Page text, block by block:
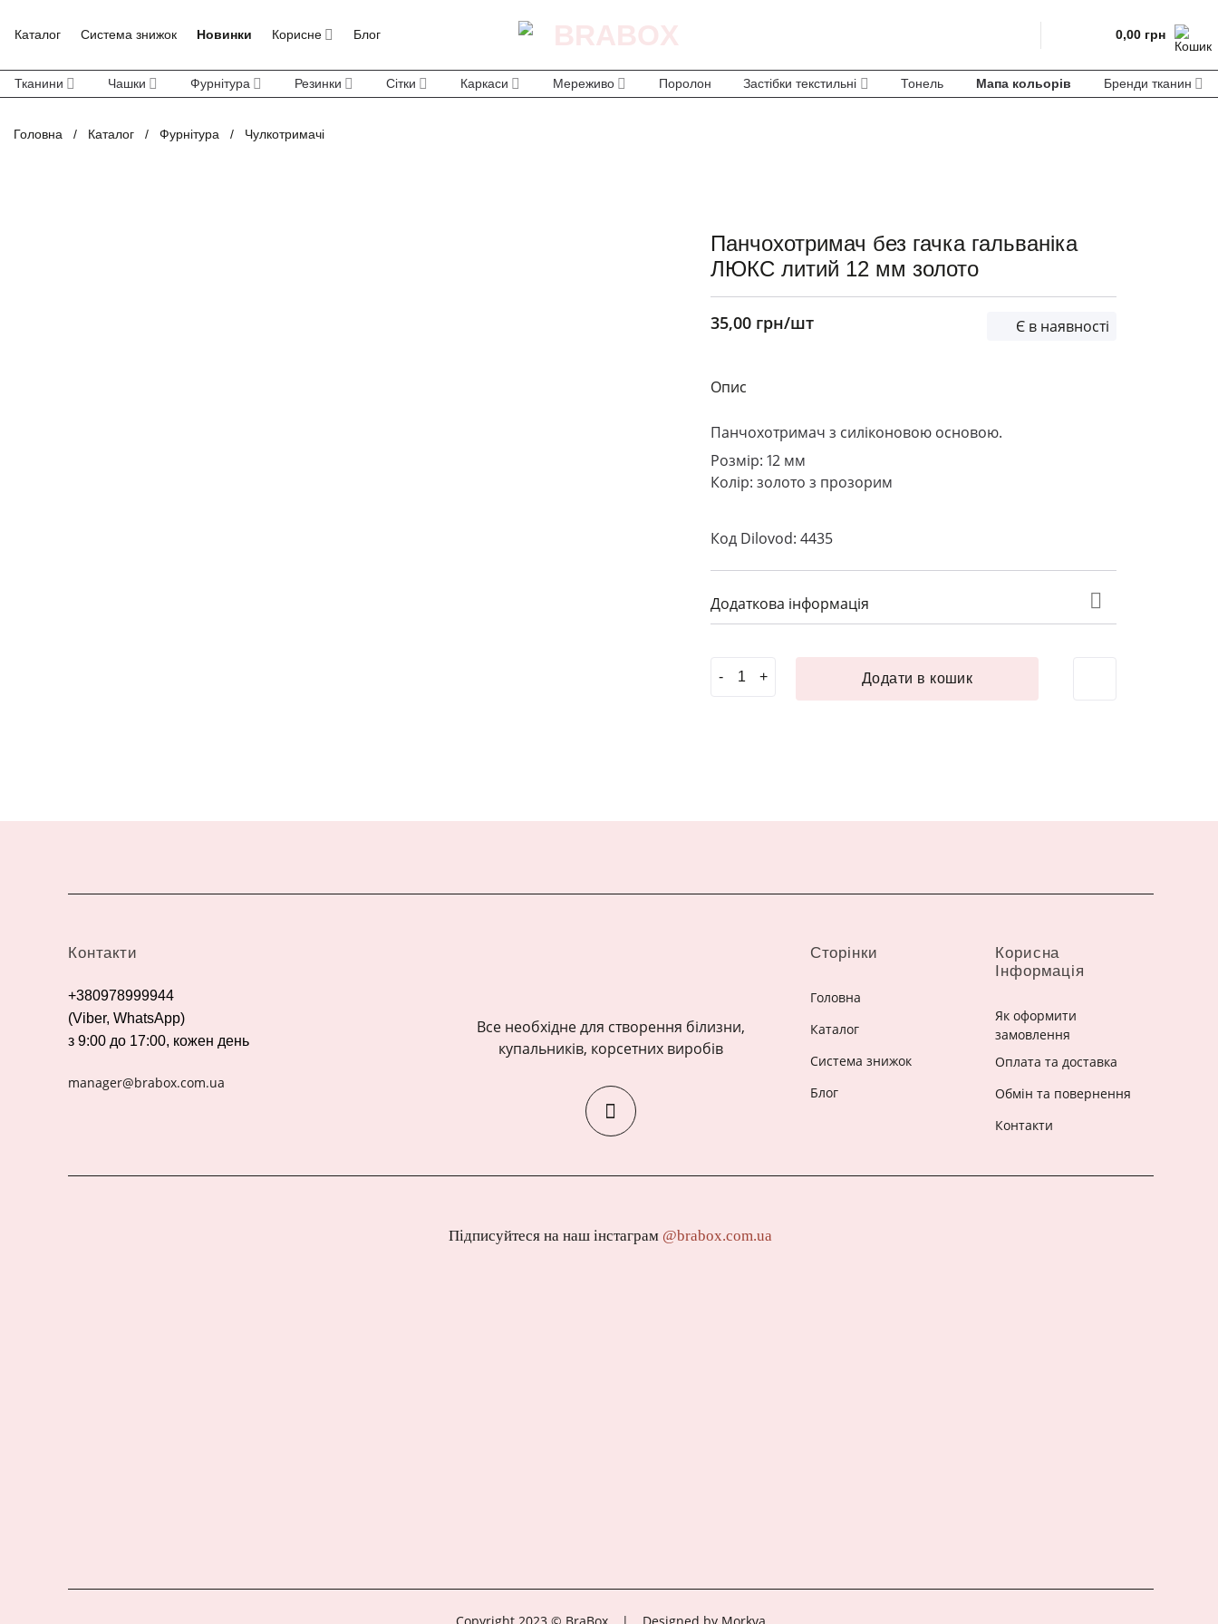
Каталог Система знижок Новинки Корисне Блог 0,00 грн
Тканини Чашки Фурнітура Резинки Сітки Каркаси Мереживо Поролон Застібки текстильні Тонель Мапа кольорів Бренди тканин
Головна / Каталог / Фурнітура / Чулкотримачі
Панчохотримач без гачка гальваніка
ЛЮКС литий 12 мм золото
35,00 грн/шт Є в наявності
Опис
Панчохотримач з силіконовою основою.
Розмір: 12 мм
Колір: золото з прозорим
Код Dilovod: 4435
Додаткова інформація
Панчохотримач без гачка гальваніка ЛЮКС литий 12 мм золото кількість
Додати в кошик
Контакти
+380978999944
(Viber, WhatsApp)
з 9:00 до 17:00, кожен день
manager@brabox.com.ua
Все необхідне для створення білизни,
купальників, корсетних виробів
Сторінки
Головна
Каталог
Система знижок
Блог
Корисна
Інформація
Як оформити
замовлення
Оплата та доставка
Обмін та повернення
Контакти
Підписуйтеся на наш інстаграм @brabox.com.ua